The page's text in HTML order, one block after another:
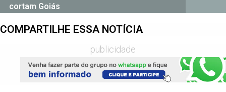
cortam Goiás
COMPARTILHE ESSA NOTÍCIA
publicidade